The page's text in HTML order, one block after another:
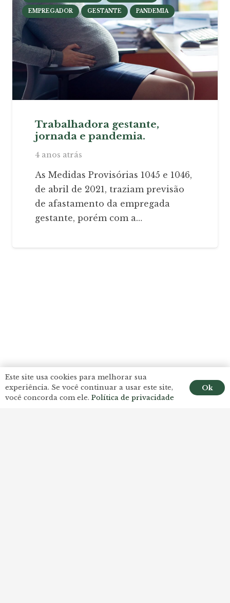
EMPREGADOR GESTANTE PANDEMIA
Trabalhadora gestante,
jornada e pandemia.
4 anos atrás
As Medidas Provisórias 1045 e 1046,
de abril de 2021, traziam previsão
de afastamento da empregada
gestante, porém com a…
Este site usa cookies para melhorar sua
experiência. Se você continuar a usar este site,
você concorda com ele. Política de privacidade
Ok